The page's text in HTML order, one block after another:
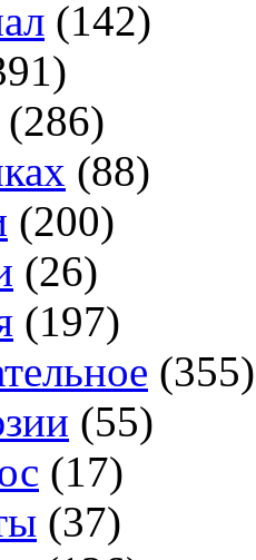
(142)
(286)
(88)
(200)
(26)
(197)
(355)
(55)
(17)
(37)